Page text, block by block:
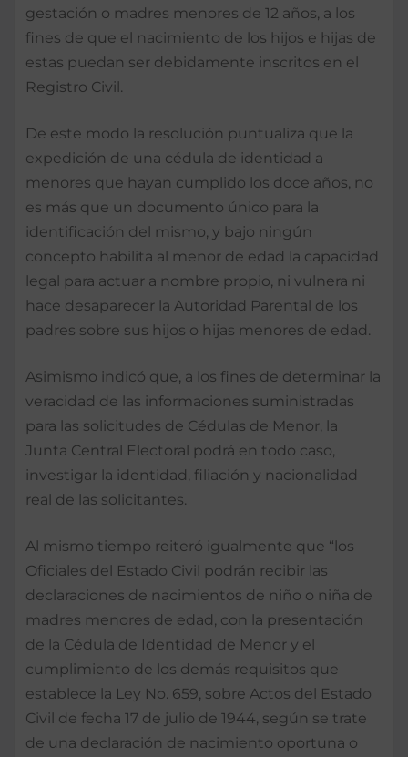
gestación o madres menores de 12 años, a los
fines de que el nacimiento de los hijos e hijas de
estas puedan ser debidamente inscritos en el
Registro Civil.
De este modo la resolución puntualiza que la
expedición de una cédula de identidad a
menores que hayan cumplido los doce años, no
es más que un documento único para la
identificación del mismo, y bajo ningún
concepto habilita al menor de edad la capacidad
legal para actuar a nombre propio, ni vulnera ni
hace desaparecer la Autoridad Parental de los
padres sobre sus hijos o hijas menores de edad.
Asimismo indicó que, a los fines de determinar la
veracidad de las informaciones suministradas
para las solicitudes de Cédulas de Menor, la
Junta Central Electoral podrá en todo caso,
investigar la identidad, filiación y nacionalidad
real de las solicitantes.
Al mismo tiempo reiteró igualmente que “los
Oficiales del Estado Civil podrán recibir las
declaraciones de nacimientos de niño o niña de
madres menores de edad, con la presentación
de la Cédula de Identidad de Menor y el
cumplimiento de los demás requisitos que
establece la Ley No. 659, sobre Actos del Estado
Civil de fecha 17 de julio de 1944, según se trate
de una declaración de nacimiento oportuna o